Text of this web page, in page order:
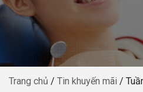
Trang chủ / Tin khuyến mãi /